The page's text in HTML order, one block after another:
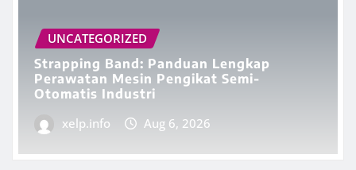
UNCATEGORIZED
Strapping Band: Panduan Lengkap
Perawatan Mesin Pengikat Semi-
Otomatis Industri
xelp.info
Aug 6, 2026